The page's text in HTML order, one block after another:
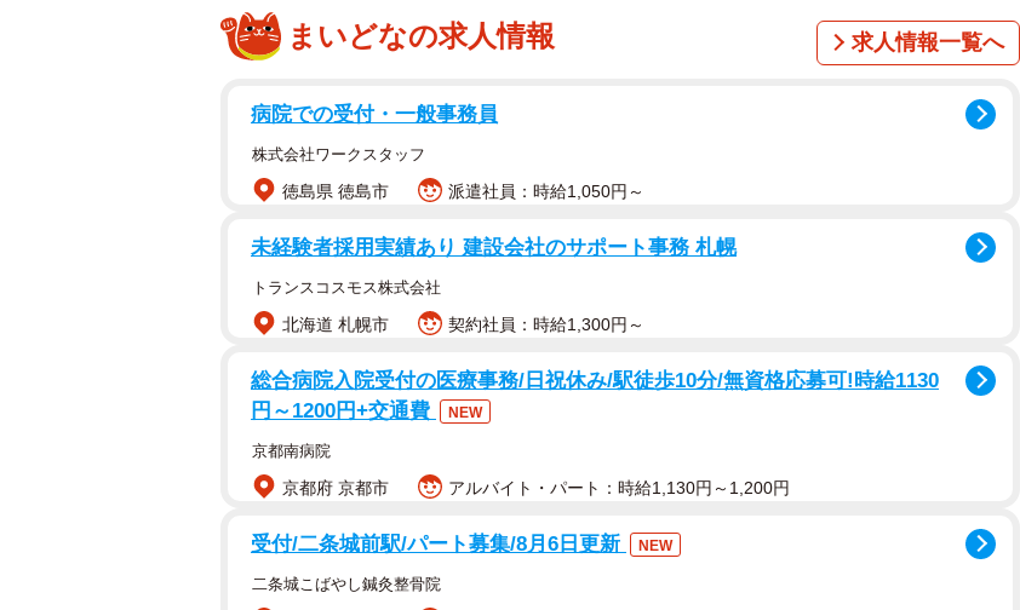
まいどなの求人情報 求人情報一覧へ
病院での受付・一般事務員
株式会社ワークスタッフ
徳島県 徳島市 派遣社員：時給1,050円～
未経験者採用実績あり 建設会社のサポート事務 札幌
トランスコスモス株式会社
北海道 札幌市 契約社員：時給1,300円～
総合病院入院受付の医療事務/日祝休み/駅徒歩10分/無資格応募可!時給1130
円～1200円+交通費
NEW
京都南病院
京都府 京都市 アルバイト・パート：時給1,130円～1,200円
受付/二条城前駅/パート募集/8月6日更新 NEW
二条城こばやし鍼灸整骨院